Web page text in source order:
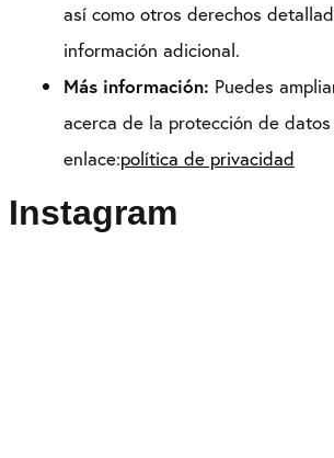
así como otros derechos
información adicional.
Más información: Puedes
acerca de la protección de
enlace:política de privacidad
Instagram